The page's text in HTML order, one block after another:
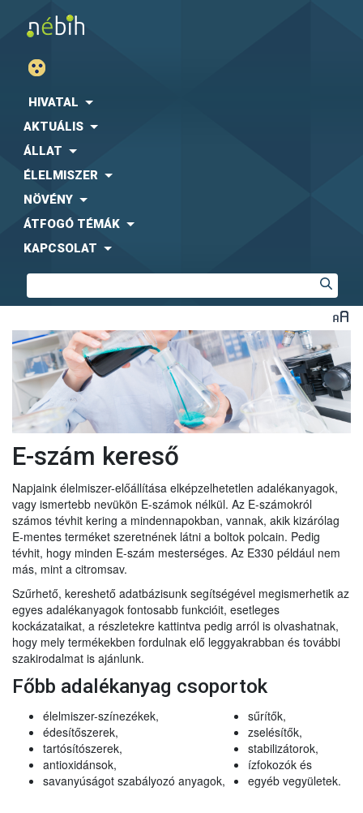
HIVATAL
AKTUÁLIS
ÁLLAT
ÉLELMISZER
NÖVÉNY
ÁTFOGÓ TÉMÁK
KAPCSOLAT
E-szám kereső
Napjaink élelmiszer-előállítása elképzelhetetlen adalékanyagok,
vagy ismertebb nevükön E-számok nélkül. Az E-számokról
számos tévhit kering a mindennapokban, vannak, akik kizárólag
E-mentes terméket szeretnének látni a boltok polcain. Pedig
tévhit, hogy minden E-szám mesterséges. Az E330 például nem
más, mint a citromsav.
Szűrhető, kereshető adatbázisunk segítségével megismerhetik az
egyes adalékanyagok fontosabb funkcióit, esetleges
kockázataikat, a részletekre kattintva pedig arról is olvashatnak,
hogy mely termékekben fordulnak elő leggyakrabban és további
szakirodalmat is ajánlunk.
Főbb adalékanyag csoportok
élelmiszer-színezékek,
édesítőszerek,
tartósítószerek,
antioxidánsok,
savanyúságot szabályozó anyagok,
sűrítők,
zselésítők,
stabilizátorok,
ízfokozók és
egyéb vegyületek.